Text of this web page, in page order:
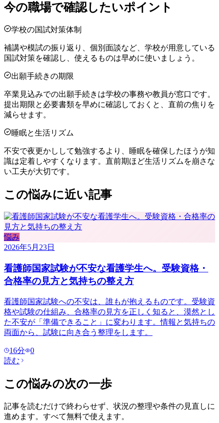
今の職場で確認したいポイント
学校の国試対策体制
補講や模試の振り返り、個別面談など、学校が用意している
国試対策を確認し、使えるものは早めに使いましょう。
出願手続きの期限
卒業見込みでの出願手続きは学校の事務や教員が窓口です。
提出期限と必要書類を早めに確認しておくと、直前の焦りを
減らせます。
睡眠と生活リズム
不安で夜更かしして勉強するより、睡眠を確保したほうが知
識は定着しやすくなります。直前期ほど生活リズムを崩さな
い工夫が大切です。
この悩みに近い記事
悩み
2026年5月23日
看護師国家試験が不安な看護学生へ。受験資格・
合格率の見方と気持ちの整え方
看護師国家試験への不安は、誰もが抱えるものです。受験資
格や試験の仕組み、合格率の見方を正しく知ると、漠然とし
た不安が「準備できること」に変わります。情報と気持ちの
両面から、試験に向き合う整理をします。
16分
0
読む
この悩みの次の一歩
記事を読むだけで終わらせず、状況の整理や条件の見直しに
進めます。すべて無料で使えます。